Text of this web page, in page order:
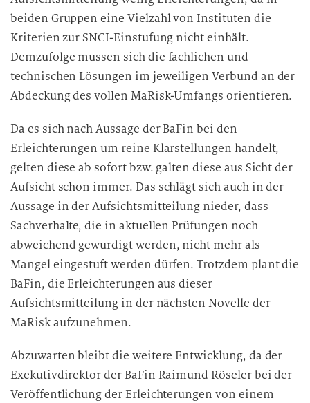
beiden Gruppen eine Vielzahl von Instituten die
Kriterien zur SNCI-Einstufung nicht einhält.
Demzufolge müssen sich die fachlichen und
technischen Lösungen im jeweiligen Verbund an der
Abdeckung des vollen MaRisk-Umfangs orientieren.
Da es sich nach Aussage der BaFin bei den
Erleichterungen um reine Klarstellungen handelt,
gelten diese ab sofort bzw. galten diese aus Sicht der
Aufsicht schon immer. Das schlägt sich auch in der
Aussage in der Aufsichtsmitteilung nieder, dass
Sachverhalte, die in aktuellen Prüfungen noch
abweichend gewürdigt werden, nicht mehr als
Mangel eingestuft werden dürfen. Trotzdem plant die
BaFin, die Erleichterungen aus dieser
Aufsichtsmitteilung in der nächsten Novelle der
MaRisk aufzunehmen.
Abzuwarten bleibt die weitere Entwicklung, da der
Exekutivdirektor der BaFin Raimund Röseler bei der
Veröffentlichung der Erleichterungen von einem